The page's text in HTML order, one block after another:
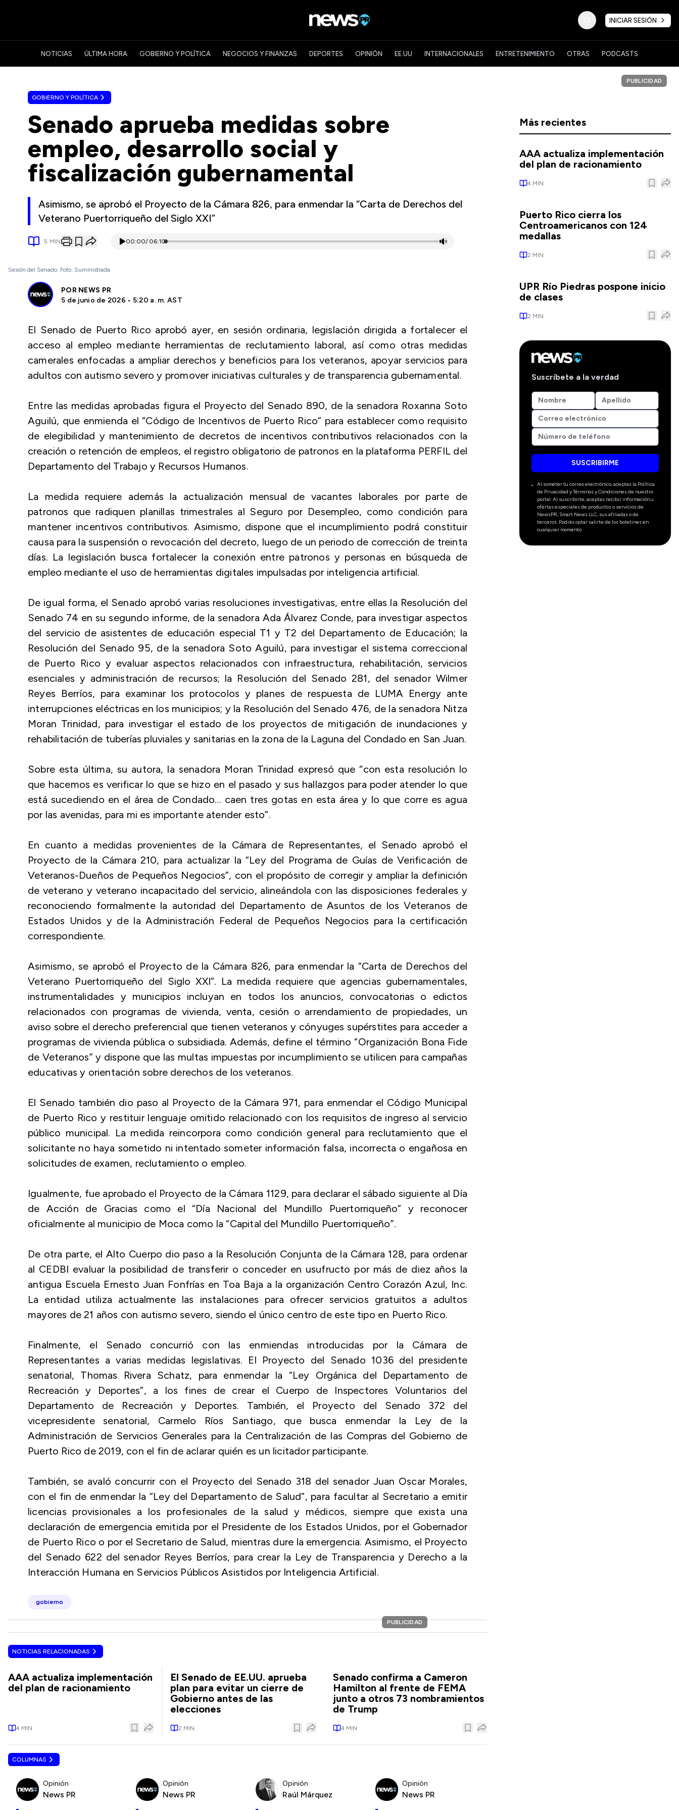
INICIAR SESIÓN
NOTICIAS ÚLTIMA HORA GOBIERNO Y POLÍTICA NEGOCIOS Y FINANZAS DEPORTES OPINIÓN EE.UU INTERNACIONALES ENTRETENIMIENTO OTRAS PODCASTS
GOBIERNO Y POLÍTICA
Senado aprueba medidas sobre
empleo, desarrollo social y
fiscalización gubernamental
Asimismo, se aprobó el Proyecto de la Cámara 826, para enmendar la “Carta de Derechos del
Veterano Puertorriqueño del Siglo XXI”
5 MIN 00:00/ 06:10
Sesión del Senado. Foto: Suministrada
POR NEWS PR
5 de junio de 2026 • 5:20 a. m. AST
El Senado de Puerto Rico aprobó ayer, en sesión ordinaria, legislación dirigida a fortalecer el
acceso al empleo mediante herramientas de reclutamiento laboral, así como otras medidas
camerales enfocadas a ampliar derechos y beneficios para los veteranos, apoyar servicios para
adultos con autismo severo y promover iniciativas culturales y de transparencia gubernamental.
Entre las medidas aprobadas figura el Proyecto del Senado 890, de la senadora Roxanna Soto
Aguilú, que enmienda el “Código de Incentivos de Puerto Rico” para establecer como requisito
de elegibilidad y mantenimiento de decretos de incentivos contributivos relacionados con la
creación o retención de empleos, el registro obligatorio de patronos en la plataforma PERFIL del
Departamento del Trabajo y Recursos Humanos.
La medida requiere además la actualización mensual de vacantes laborales por parte de
patronos que radiquen planillas trimestrales al Seguro por Desempleo, como condición para
mantener incentivos contributivos. Asimismo, dispone que el incumplimiento podrá constituir
causa para la suspensión o revocación del decreto, luego de un periodo de corrección de treinta
días. La legislación busca fortalecer la conexión entre patronos y personas en búsqueda de
empleo mediante el uso de herramientas digitales impulsadas por inteligencia artificial.
De igual forma, el Senado aprobó varias resoluciones investigativas, entre ellas la Resolución del
Senado 74 en su segundo informe, de la senadora Ada Álvarez Conde, para investigar aspectos
del servicio de asistentes de educación especial T1 y T2 del Departamento de Educación; la
Resolución del Senado 95, de la senadora Soto Aguilú, para investigar el sistema correccional
de Puerto Rico y evaluar aspectos relacionados con infraestructura, rehabilitación, servicios
esenciales y administración de recursos; la Resolución del Senado 281, del senador Wilmer
Reyes Berríos, para examinar los protocolos y planes de respuesta de LUMA Energy ante
interrupciones eléctricas en los municipios; y la Resolución del Senado 476, de la senadora Nitza
Moran Trinidad, para investigar el estado de los proyectos de mitigación de inundaciones y
rehabilitación de tuberías pluviales y sanitarias en la zona de la Laguna del Condado en San Juan.
Sobre esta última, su autora, la senadora Moran Trinidad expresó que “con esta resolución lo
que hacemos es verificar lo que se hizo en el pasado y sus hallazgos para poder atender lo que
está sucediendo en el área de Condado… caen tres gotas en esta área y lo que corre es agua
por las avenidas, para mi es importante atender esto”.
En cuanto a medidas provenientes de la Cámara de Representantes, el Senado aprobó el
Proyecto de la Cámara 210, para actualizar la “Ley del Programa de Guías de Verificación de
Veteranos-Dueños de Pequeños Negocios”, con el propósito de corregir y ampliar la definición
de veterano y veterano incapacitado del servicio, alineándola con las disposiciones federales y
reconociendo formalmente la autoridad del Departamento de Asuntos de los Veteranos de
Estados Unidos y de la Administración Federal de Pequeños Negocios para la certificación
correspondiente.
Asimismo, se aprobó el Proyecto de la Cámara 826, para enmendar la “Carta de Derechos del
Veterano Puertorriqueño del Siglo XXI”. La medida requiere que agencias gubernamentales,
instrumentalidades y municipios incluyan en todos los anuncios, convocatorias o edictos
relacionados con programas de vivienda, venta, cesión o arrendamiento de propiedades, un
aviso sobre el derecho preferencial que tienen veteranos y cónyuges supérstites para acceder a
programas de vivienda pública o subsidiada. Además, define el término “Organización Bona Fide
de Veteranos” y dispone que las multas impuestas por incumplimiento se utilicen para campañas
educativas y orientación sobre derechos de los veteranos.
El Senado también dio paso al Proyecto de la Cámara 971, para enmendar el Código Municipal
de Puerto Rico y restituir lenguaje omitido relacionado con los requisitos de ingreso al servicio
público municipal. La medida reincorpora como condición general para reclutamiento que el
solicitante no haya sometido ni intentado someter información falsa, incorrecta o engañosa en
solicitudes de examen, reclutamiento o empleo.
Igualmente, fue aprobado el Proyecto de la Cámara 1129, para declarar el sábado siguiente al Día
de Acción de Gracias como el “Día Nacional del Mundillo Puertorriqueño” y reconocer
oficialmente al municipio de Moca como la “Capital del Mundillo Puertorriqueño”.
De otra parte, el Alto Cuerpo dio paso a la Resolución Conjunta de la Cámara 128, para ordenar
al CEDBI evaluar la posibilidad de transferir o conceder en usufructo por más de diez años la
antigua Escuela Ernesto Juan Fonfrías en Toa Baja a la organización Centro Corazón Azul, Inc.
La entidad utiliza actualmente las instalaciones para ofrecer servicios gratuitos a adultos
mayores de 21 años con autismo severo, siendo el único centro de este tipo en Puerto Rico.
Finalmente, el Senado concurrió con las enmiendas introducidas por la Cámara de
Representantes a varias medidas legislativas. El Proyecto del Senado 1036 del presidente
senatorial, Thomas Rivera Schatz, para enmendar la “Ley Orgánica del Departamento de
Recreación y Deportes”, a los fines de crear el Cuerpo de Inspectores Voluntarios del
Departamento de Recreación y Deportes. También, el Proyecto del Senado 372 del
vicepresidente senatorial, Carmelo Ríos Santiago, que busca enmendar la Ley de la
Administración de Servicios Generales para la Centralización de las Compras del Gobierno de
Puerto Rico de 2019, con el fin de aclarar quién es un licitador participante.
También, se avaló concurrir con el Proyecto del Senado 318 del senador Juan Oscar Morales,
con el fin de enmendar la “Ley del Departamento de Salud”, para facultar al Secretario a emitir
licencias provisionales a los profesionales de la salud y médicos, siempre que exista una
declaración de emergencia emitida por el Presidente de los Estados Unidos, por el Gobernador
de Puerto Rico o por el Secretario de Salud, mientras dure la emergencia. Asimismo, el Proyecto
del Senado 622 del senador Reyes Berríos, para crear la Ley de Transparencia y Derecho a la
Interacción Humana en Servicios Públicos Asistidos por Inteligencia Artificial.
gobierno
PUBLICIDAD
NOTICIAS RELACIONADAS
AAA actualiza implementación
del plan de racionamiento
4 MIN
El Senado de EE.UU. aprueba
plan para evitar un cierre de
Gobierno antes de las
elecciones
2 MIN
Senado confirma a Cameron
Hamilton al frente de FEMA
junto a otros 73 nombramientos
de Trump
4MIN
COLUMNAS
Opinión
News PR
Opinión
News PR
Opinión
Raúl Márquez
Opinión
News PR
PUBLICIDAD
Más recientes
AAA actualiza implementación
del plan de racionamiento
4 MIN
Puerto Rico cierra los
Centroamericanos con 124
medallas
2 MIN
UPR Río Piedras pospone inicio
de clases
2 MIN
Suscríbete a la verdad
SUSCRIBIRME
Al someter tu correo electrónico, aceptas la Política
de Privacidad y Términos y Condiciones de nuestro
portal. Al suscribirte, aceptas recibir información u
ofertas especiales de productos o servicios de
NewsPR, Smart News LLC, sus afiliadas o de
terceros. Podrás optar salirte de los boletines en
cualquier momento.